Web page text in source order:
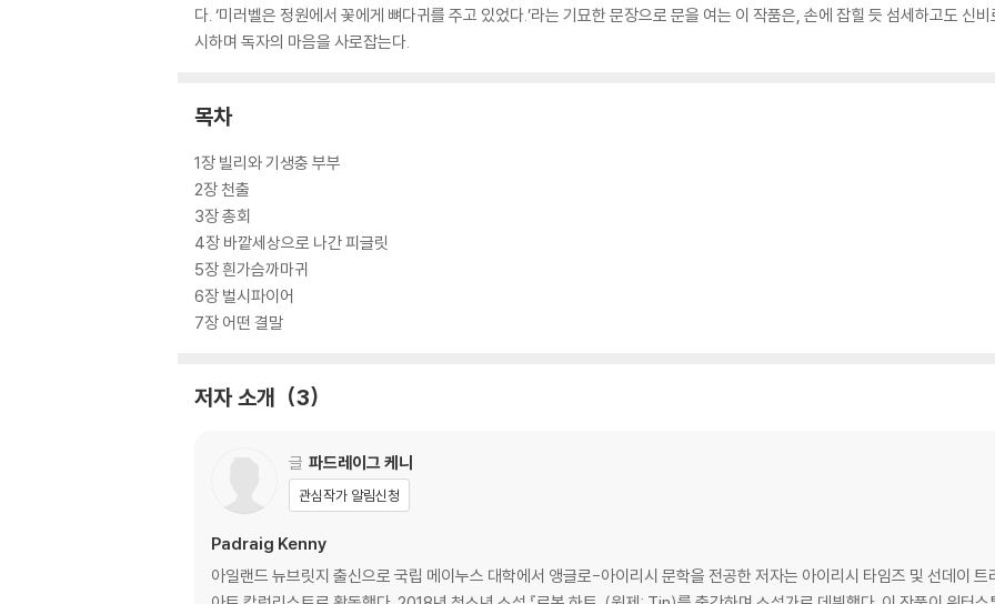
다. ‘미러벨은 정원에서 꽃에게 뼈다귀를 주고 있었다.’라는 기묘한 문장으로 문을 여는 이 작품은, 손에 잡힐 듯 섬세하고도 신
시하며 독자의 마음을 사로잡는다.
목차
1장 빌리와 기생충 부부
2장 천출
3장 총회
4장 바깥세상으로 나간 피글릿
5장 흰가슴까마귀
6장 벌시파이어
7장 어떤 결말
저자 소개 3
글 파드레이그 케니
관심작가 알림신청
Padraig Kenny
아일랜드 뉴브릿지 출신으로 국립 메이누스 대학에서 앵글로-아이리시 문학을 전공한 저자는 아이리시 타임즈 및 선데이